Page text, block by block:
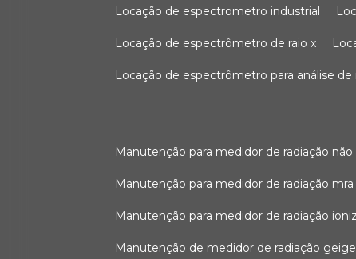
locação de espectrometro industrial
locação de espectrômetro de raio x
locação de espectrômetro para análise
manutenção para medidor de radiação
manutenção para medidor de radiação mra
manutenção para medidor de radiação
manutenção de medidor de radiação